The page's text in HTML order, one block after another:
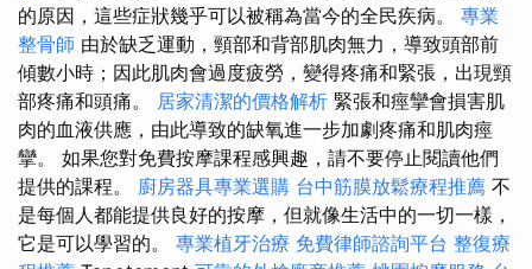
的原因，這些症狀幾乎可以被稱為當今的全民疾病。 專業
整骨師 由於缺乏運動，頸部和背部肌肉無力，導致頭部前
傾數小時；因此肌肉會過度疲勞，變得疼痛和緊張，出現頸
部疼痛和頭痛。 居家清潔的價格解析 緊張和痙攣會損害肌
肉的血液供應，由此導致的缺氧進一步加劇疼痛和肌肉痙
攣。 如果您對免費按摩課程感興趣，請不要停止閱讀他們
提供的課程。 廚房器具專業選購 台中筋膜放鬆療程推薦 不
是每個人都能提供良好的按摩，但就像生活中的一切一樣，
它是可以學習的。 專業植牙治療 免費律師諮詢平台 整復療